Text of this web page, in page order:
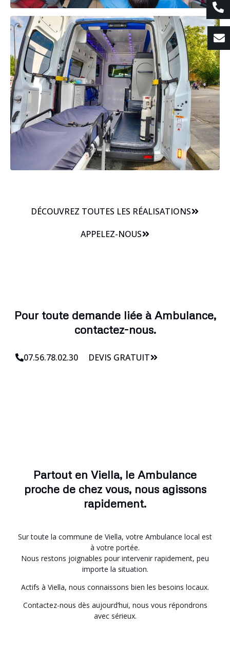
DÉCOUVREZ TOUTES LES RÉALISATIONS
APPELEZ-NOUS
Pour toute demande liée à Ambulance,
contactez-nous.
07.56.78.02.30 DEVIS GRATUIT
Partout en Viella, le Ambulance
proche de chez vous, nous agissons
rapidement.
Sur toute la commune de Viella, votre Ambulance local est
à votre portée.
Nous restons joignables pour intervenir rapidement, peu
importe la situation.
Actifs à Viella, nous connaissons bien les besoins locaux.
Contactez-nous dès aujourd’hui, nous vous répondrons
avec sérieux.